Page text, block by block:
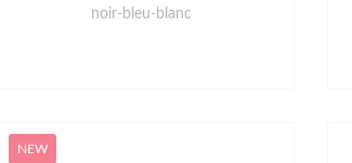
noir-bleu-blanc
NEW